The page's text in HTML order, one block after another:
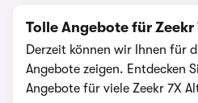
Tolle Angebote für
Derzeit können wir Ihnen für
Angebote zeigen. Entdecken
Angebote für viele Zeekr 7X